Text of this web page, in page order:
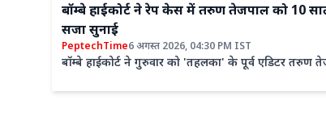
बॉम्बे हाईकोर्ट ने रेप केस में तरुण तेजपाल को 10
सजा सुनाई
PeptechTime6 अगस्त 2026, 04:30 PM IST
बॉम्बे हाईकोर्ट ने गुरुवार को 'तहलका' के पूर्व एडिटर तरुण
के...